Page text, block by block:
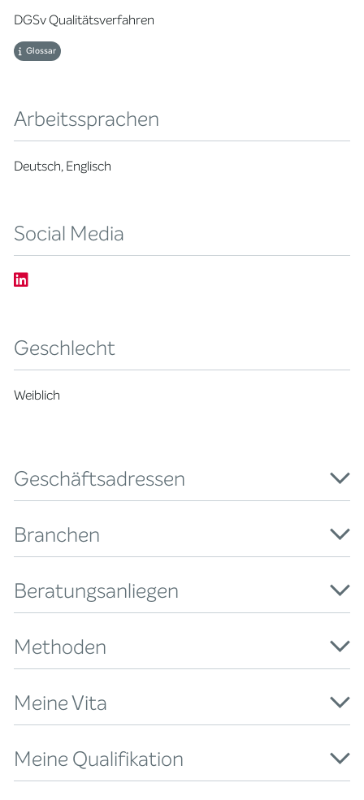
DGSv Qualitätsverfahren
Glossar
Arbeitssprachen
Deutsch, Englisch
Social Media
Geschlecht
Weiblich
Geschäftsadressen
Branchen
Beratungsanliegen
Methoden
Meine Vita
Meine Qualifikation